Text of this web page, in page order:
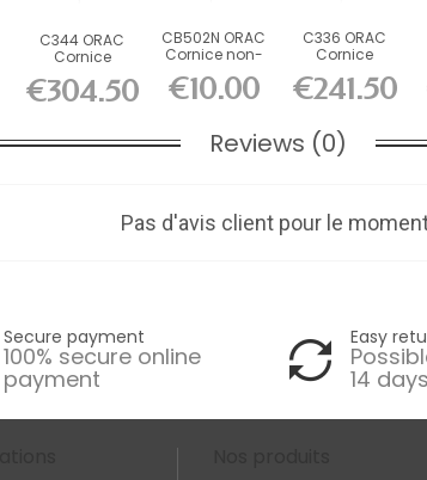
C344 ORAC
Cornice
x H27.3 x...
€304.50
CB502N ORAC
Cornice non-
Durofoam...
€10.00
C336 ORAC
Cornice
x H27.1 x...
€241.50
Reviews (0)
Pas d'avis client pour le
Secure payment
100% secure online
payment
Easy
14